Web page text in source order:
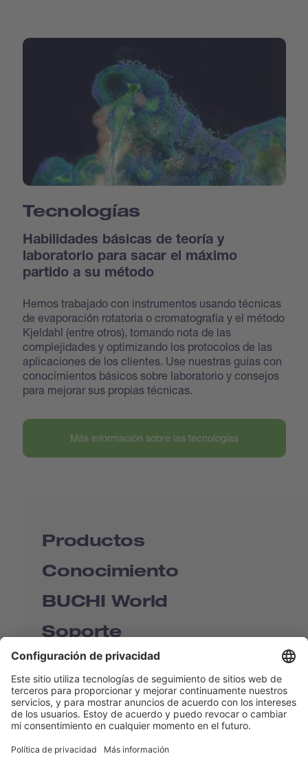
Tecnologías
Habilidades básicas de teoría y
laboratorio para sacar el máximo
partido a su método
Hemos trabajado con instrumentos usando técnicas
de evaporación rotatoria o cromatografía y el método
Kjeldahl (entre otros), tomando nota de las
complejidades y optimizando los protocolos de las
aplicaciones de los clientes. Use nuestras guías con
conocimientos básicos sobre laboratorio y consejos
para mejorar sus propias técnicas.
Más información sobre las tecnologías
Productos
Conocimiento
BUCHI World
Soporte
Shop
Contact us